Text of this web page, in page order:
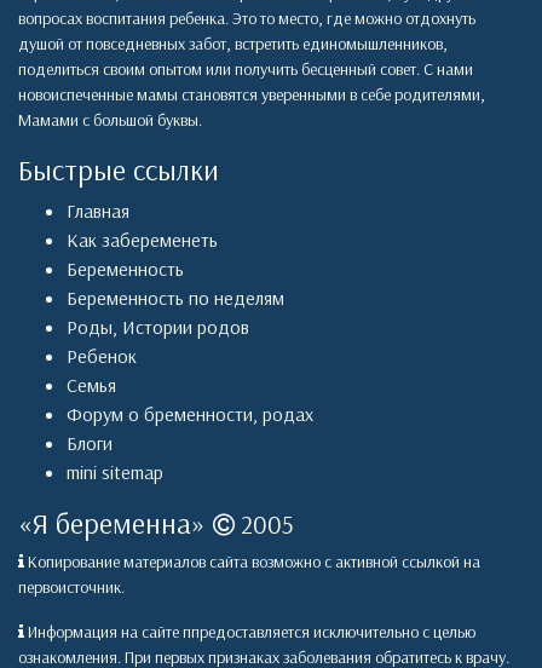
вопросах воспитания ребенка. Это то место, где можно отдохнуть
душой от повседневных забот, встретить единомышленников,
поделиться своим опытом или получить бесценный совет. С нами
новоиспеченные мамы становятся уверенными в себе родителями,
Мамами с большой буквы.
Быстрые ссылки
Главная
Как забеременеть
Беременность
Беременность по неделям
Роды, Истории родов
Ребенок
Семья
Форум о бременности, родах
Блоги
mini sitemap
«Я беременна» 2005
Копирование материалов сайта возможно с активной ссылкой на
первоисточник.
Информация на сайте ппредоставляется исключительно с целью
ознакомления. При первых признаках заболевания обратитесь к врачу.